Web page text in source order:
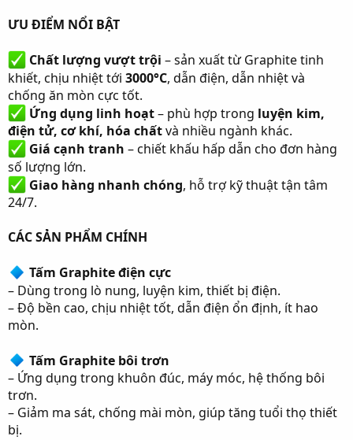
ƯU ĐIỂM NỔI BẬT
Chất lượng vượt trội – sản xuất từ Graphite tinh
khiết, chịu nhiệt tới 3000°C, dẫn điện, dẫn nhiệt và
chống ăn mòn cực tốt.
Ứng dụng linh hoạt– phù hợp trong luyện kim,
điện tử, cơ khí, hóa chấtvà nhiều ngành khác.
Giá cạnh tranh – chiết khấu hấp dẫn cho đơn hàng
số lượng lớn.
Giao hàng nhanh chóng, hỗ trợ kỹ thuật tận tâm
24/7.
CÁC SẢN PHẨM CHÍNH
Tấm Graphite điện cực
– Dùng trong lò nung, luyện kim, thiết bị điện.
– Độ bền cao, chịu nhiệt tốt, dẫn điện ổn định, ít hao
mòn.
Tấm Graphite bôi trơn
– Ứng dụng trong khuôn đúc, máy móc, hệ thống bôi
trơn.
– Giảm ma sát, chống mài mòn, giúp tăng tuổi thọ thiết
bị.